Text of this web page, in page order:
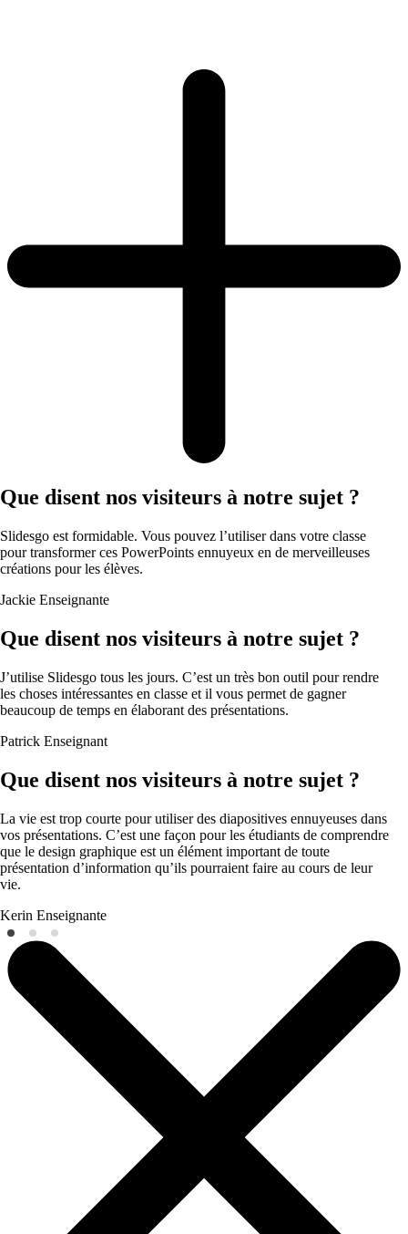
Que disent nos visiteurs à notre sujet ?
Slidesgo est formidable. Vous pouvez l’utiliser dans votre classe
pour transformer ces PowerPoints ennuyeux en de merveilleuses
créations pour les élèves.
Jackie Enseignante
Que disent nos visiteurs à notre sujet ?
J’utilise Slidesgo tous les jours. C’est un très bon outil pour rendre
les choses intéressantes en classe et il vous permet de gagner
beaucoup de temps en élaborant des présentations.
Patrick Enseignant
Que disent nos visiteurs à notre sujet ?
La vie est trop courte pour utiliser des diapositives ennuyeuses dans
vos présentations. C’est une façon pour les étudiants de comprendre
que le design graphique est un élément important de toute
présentation d’information qu’ils pourraient faire au cours de leur
vie.
Kerin Enseignante